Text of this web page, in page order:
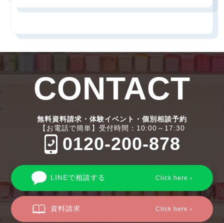
CONTACT
無料資料請求・体験イベント・個別相談予約
【お電話で簡単】受付時間：10:00～17:30
0120-200-878
LINEで相談する Click here ›
資料請求 Click here ›